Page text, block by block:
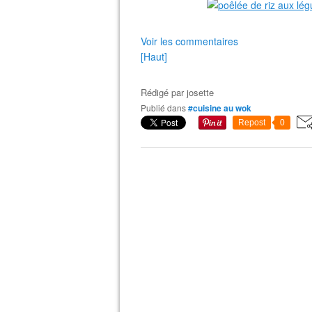
Voir les commentaires
[Haut]
Rédigé parjosette
Publié dans#cuisine au wok
Repost 0